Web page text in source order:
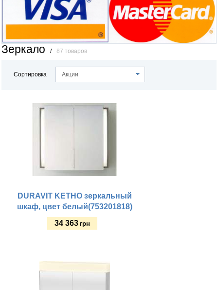
Зеркало / 87 товаров
Сортировка Акции
DURAVIT KETHO зеркальный
шкаф, цвет белый(753201818)
34 363 грн